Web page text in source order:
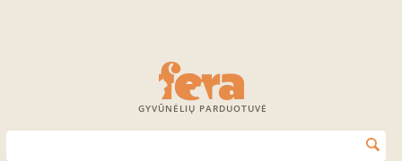
GYVŪNĖLIŲ PARDUOTUVĖ